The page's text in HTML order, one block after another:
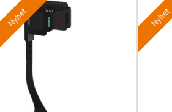
Nyhet Nyhet